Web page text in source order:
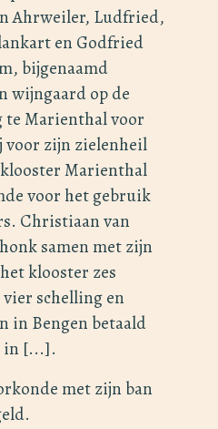
Ahrweiler, Ludfried,
en Godfried
bijgenaamd
wijngaard op de
te Marienthal voor
voor zijn zielenheil
Marienthal
voor het gebruik
Christiaan van
samen met zijn
klooster zes
schelling en
in Bengen betaald
in [...].
met zijn ban